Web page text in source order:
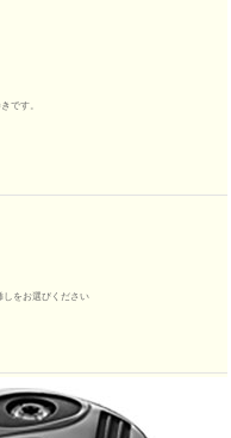
です。
しをお選びください